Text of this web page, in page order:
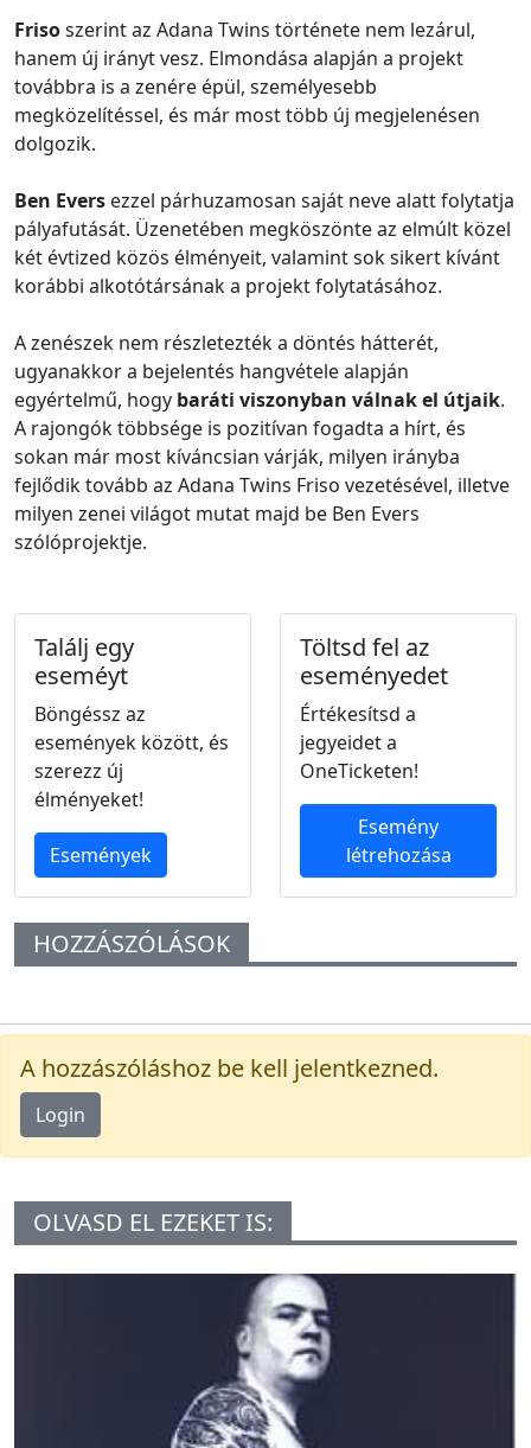
Frisoszerint az Adana Twins története nem lezárul,
hanem új irányt vesz. Elmondása alapján a projekt
továbbra is a zenére épül, személyesebb
megközelítéssel, és már most több új megjelenésen
dolgozik.
Ben Evers ezzel párhuzamosan saját neve alatt folytatja
pályafutását. Üzenetében megköszönte az elmúlt közel
két évtized közös élményeit, valamint sok sikert kívánt
korábbi alkotótársának a projekt folytatásához.
A zenészek nem részletezték a döntés hátterét,
ugyanakkor a bejelentés hangvétele alapján
egyértelmű, hogy baráti viszonyban válnak el útjaik.
A rajongók többsége is pozitívan fogadta a hírt, és
sokan már most kíváncsian várják, milyen irányba
fejlődik tovább az Adana Twins Friso vezetésével, illetve
milyen zenei világot mutat majd be Ben Evers
szólóprojektje.
Találj egy
eseméyt
Böngéssz az
események között, és
szerezz új
élményeket!
Események
Töltsd fel az
eseményedet
Értékesítsd a
jegyeidet a
OneTicketen!
Esemény
létrehozása
HOZZÁSZÓLÁSOK
A hozzászóláshoz be kell jelentkezned.
Login
OLVASD EL EZEKET IS: